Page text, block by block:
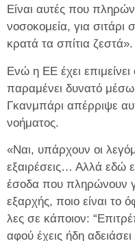
Είναι αυτές που
νοσοκομεία, για σιτάρι
κρατά τα σπίτια ζεστά».
Ενώ η ΕΕ έχει
παραμένει δυνατό
Γκανμπάρι απέρριψε
νοήματος.
«Ναι, υπάρχουν οι
εξαιρέσεις… Αλλά εδώ
έσοδα που πληρώνουν
εξαρχής, ποιο είναι το
λες σε κάποιον:
αφού έχεις ήδη